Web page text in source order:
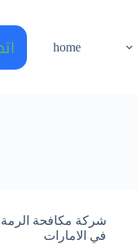
home
شركة مكافحة الرمة
في الامارات